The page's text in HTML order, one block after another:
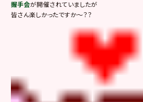
握手会が開催されていましたが
皆さん楽しかったですか～？？